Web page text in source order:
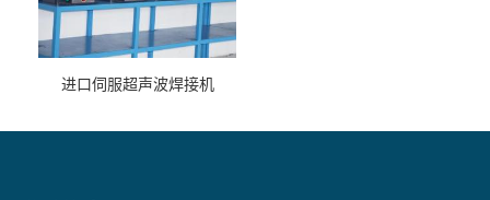
进口伺服超声波焊接机